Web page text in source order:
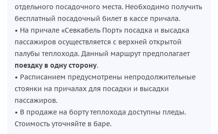
отдельного посадочного места. Необходимо получить
бесплатный посадочный билет в кассе причала.
• На причале «Севкабель Порт» посадка и высадка
пассажиров осуществляется с верхней открытой
палубы теплохода. Данный маршрут предполагает
поездку в одну сторону.
• Расписанием предусмотрены непродолжительные
стоянки на причалах для посадки и высадки
пассажиров.
• В продаже на борту теплохода доступны пледы.
Стоимость уточняйте в баре.